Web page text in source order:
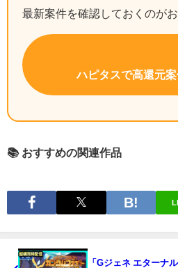
最新案件を確認しておくのがお
ハピタスで高還元
📚 おすすめの関連作品
「Gジェネ エターナ